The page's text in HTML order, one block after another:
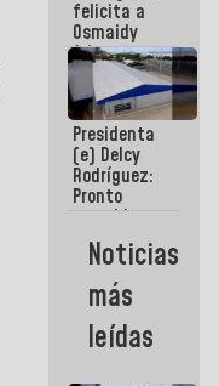
felicita a
Osmaidy
Arias y
Giraly
Marcano por
hacer
historia en
los
Centroamericanos
Presidenta
(e) Delcy
Rodríguez:
Pronto
restableceremos
las
operaciones
Aeropuerto
Internacional
de
Noticias
más
leídas